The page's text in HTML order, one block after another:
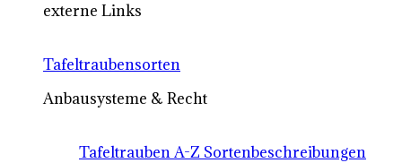
externe Links
Tafeltraubensorten
Anbausysteme & Recht
Tafeltrauben A-Z Sortenbeschreibungen